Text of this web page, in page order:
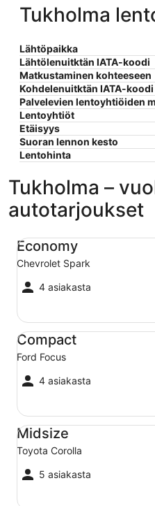
Tukholma
Lähtöpaikka
Lähtölenuitktän IATA-koodi
Matkustaminen kohteeseen
Kohdelenuitktän IATA-koodi
Palvelevien lentoyhtiöiden
Lentoyhtiöt
Etäisyys
Suoran lennon kesto
Lentohinta
Tukholma –
autotarjoukset
Economy
Chevrolet Spark
4 asiakasta
Economy Chevrolet Spark
Compact
Ford Focus
4 asiakasta
Compact Ford Focus
Midsize
Toyota Corolla
5 asiakasta
Midsize Toyota Corolla